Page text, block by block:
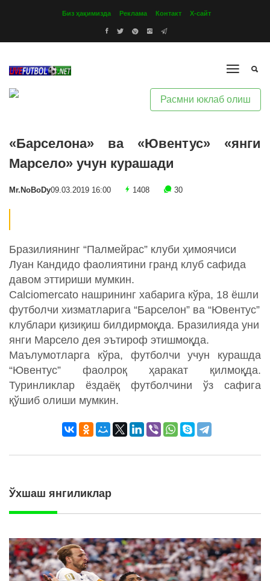
Биз ҳақимизда Реклама Контакт Х-сайт
Расмни юклаб олиш
«Барселона» ва «Ювентус» «янги
Марсело» учун курашади
Mr.NoBoDy09.03.2019 16:00 1408 30
Бразилиянинг “Палмейрас” клуби ҳимоячиси
Луан Кандидо фаолиятини гранд клуб сафида
давом эттириши мумкин.
Calciomercato нашрининг хабарига кўра, 18 ёшли
футболчи хизматларига “Барселон” ва “Ювентус”
клублари қизиқиш билдирмоқда. Бразилияда уни
янги Марсело дея эътироф этишмоқда.
Маълумотларга кўра, футболчи учун курашда
“Ювентус” фаолроқ ҳаракат қилмоқда.
Туринликлар ёздаёқ футболчини ўз сафига
қўшиб олиши мумкин.
Ўхшаш янгиликлар